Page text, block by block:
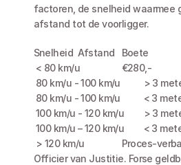
factoren, de snelheid waarmee
afstand tot de voorligger.
Snelheid	Afstand	Boete
< 80 km/u		€280,-
Officier van Justitie. Forse